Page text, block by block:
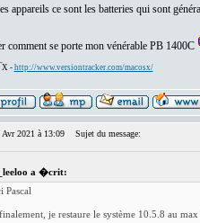
appareils ce sont les batteries qui sont
comment se porte mon vénérable PB 1400C
X -http://www.versiontracker.com/macosx/
2021 à 13:09 Sujet du message:
a �crit:
Pascal
je restaure le système 10.5.8 au